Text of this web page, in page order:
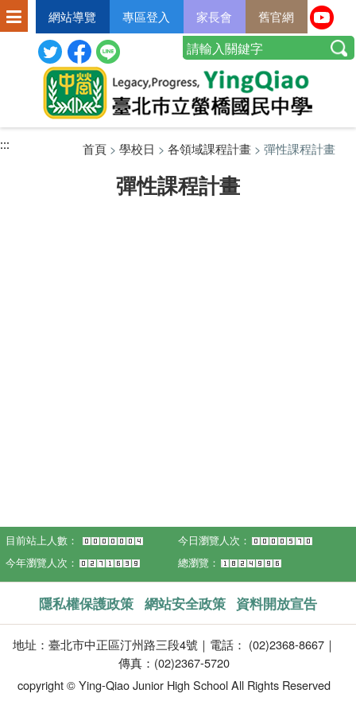
網站導覽 專區登入 家長會 舊官網
:::
:::
彈性課程計畫
首頁> 學校日 > 各領域課程計畫> 彈性課程計畫
目前站上人數：
今日瀏覽人次：
今年瀏覽人次：
總瀏覽：
隱私權保護政策 網站安全政策 資料開放宣告
地址：臺北市中正區汀州路三段4號｜電話： (02)2368-8667｜
傳真：(02)2367-5720
copyright © Ying-Qiao Junior High School All Rights Reserved